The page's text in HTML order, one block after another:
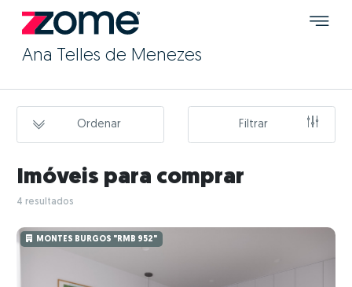
Ana Telles de Menezes
Ordenar Filtrar
Imóveis para comprar
4 resultados
MONTES BURGOS "RMB 952"